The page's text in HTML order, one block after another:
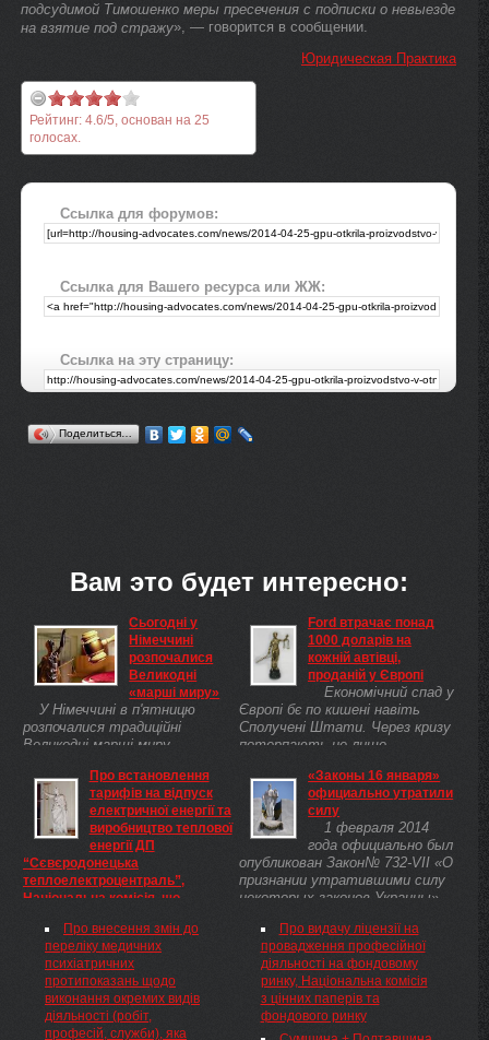
подсудимой Тимошенко меры пресечения с подписки о невыезде
на взятие под стражу», — говорится в сообщении.
Юридическая Практика
Рейтинг: 4.6/5, основан на 25
голосах.
Ссылка для форумов:
Ссылка для Вашего ресурса или ЖЖ:
Ссылка на эту страницу:
Поделиться…
Вам это будет интересно:
Сьогодні у
Німеччині
розпочалися
Великодні
«марші миру»
У Німеччині в п'ятницю
розпочалися традиційні
Великодні марші миру.
святкових днів у країні
планується провести понад 80
пацифістських акцій.
Про встановлення
тарифів на відпуск
електричної енергії та
виробництво теплової
енергії ДП
“Сєвєродонецька
теплоелектроцентраль”,
Національна комісія, що
регулювання у сфері енергетики
Про встановлення тарифів
на відпуск електричної енергії
та виробництво теплової
енергії ДП "Сєвєродонецька
теплоелектроцентраль"
Про внесення змін до
переліку медичних
психіатричних
протипоказань щодо
виконання окремих видів
діяльності (робіт,
професій, служби), яка
Ford втрачає понад
1000 доларів на
кожній автівці,
проданій у Європі
Економічний спад у
Європі бє по кишені навіть
Сполучені Штати. Через кризу
потерпають не лише
автовиробники.«Законы 16 января»
официально утратили
силу
1 февраля 2014
года официально был
опубликован Закон№ 732-VII «О
признании утратившими силу
некоторых законов Украины»
законопроект № 4007-у был
принят 28 января),
отменяющий ...
Про видачу ліцензії на
провадження професійної
діяльності на фондовому
ринку, Національна комісія
з цінних паперів та
фондового ринку